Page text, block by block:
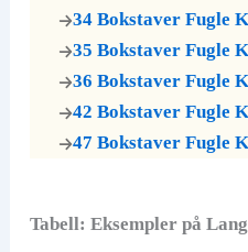
34 Bokstaver Fugle
35 Bokstaver Fugle
36 Bokstaver Fugle
42 Bokstaver Fugle
47 Bokstaver Fugle
Tabell: Eksempler på